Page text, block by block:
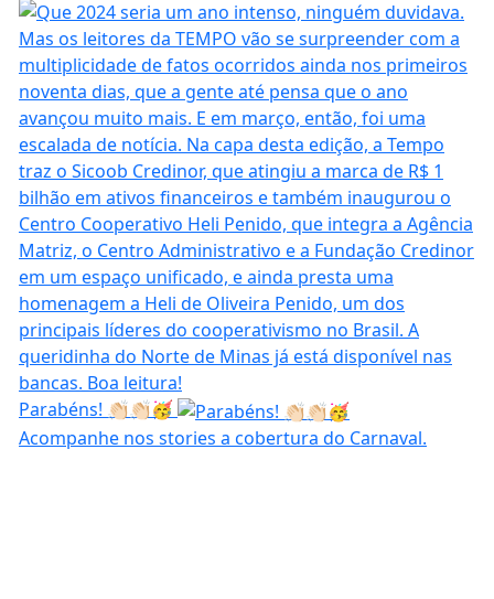
Parabéns! 👏🏻👏🏻🥳
Acompanhe nos stories a cobertura do Carnaval.